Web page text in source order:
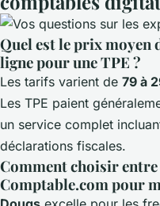
Quel est le prix moyen
ligne pour une TPE ?
Les tarifs varient de 79 à
Les TPE paient
un service complet
déclarations fiscales.
Comment choisir
Comptable.com pour